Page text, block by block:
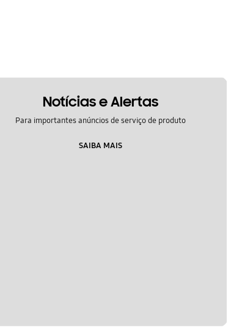
Notícias e Alertas
Para importantes anúncios de serviço de produto
SAIBA MAIS